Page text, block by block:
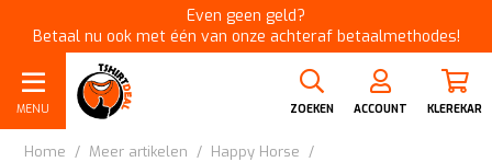
Even geen geld?
Betaal nu ook met één van onze achteraf betaalmethodes!
MENU ZOEKEN ACCOUNT KLEREKAR
Home / Meer artikelen / Happy Horse /